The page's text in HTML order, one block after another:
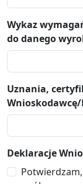
Wykaz
do danego
Uznania,
Deklaracje